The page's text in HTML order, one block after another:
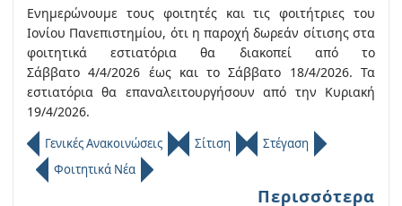
Ενημερώνουμε τους φοιτητές και τις φοιτήτριες του
Ιονίου Πανεπιστημίου, ότι η παροχή δωρεάν σίτισης στα
φοιτητικά εστιατόρια θα διακοπεί από το
Σάββατο 4/4/2026 έως και το Σάββατο 18/4/2026. Τα
εστιατόρια θα επαναλειτουργήσουν από την Κυριακή
19/4/2026.
Γενικές Ανακοινώσεις Σίτιση
Στέγαση
Φοιτητικά Νέα
Περισσότερα